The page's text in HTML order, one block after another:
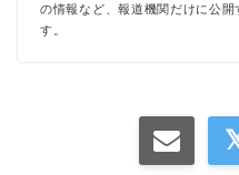
の情報など、報道機関だけに公
す。